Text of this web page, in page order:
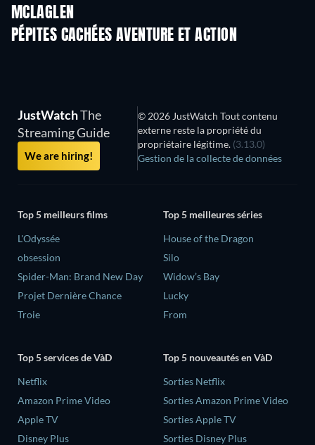
MCLAGLEN
PÉPITES CACHÉES AVENTURE ET ACTION
Série
JustWatchThe
Streaming Guide
We are hiring!
© 2026 JustWatch Tout contenu
externe reste la propriété du
propriétaire légitime. (3.13.0)
Gestion de la collecte de données
Top 5 meilleurs films
L'Odyssée
obsession
Spider-Man: Brand New Day
Projet Dernière Chance
Troie
Top 5 meilleures séries
House of the Dragon
Silo
Widow’s Bay
Lucky
From
Top 5 services de VàD
Netflix
Amazon Prime Video
Apple TV
Disney Plus
Top 5 nouveautés en VàD
Sorties Netflix
Sorties Amazon Prime Video
Sorties Apple TV
Sorties Disney Plus